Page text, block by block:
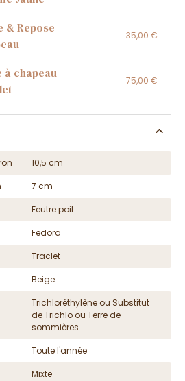
& Repose
35,00 €
à chapeau
75,00 €
10,5 cm
7 cm
Feutre poil
Fedora
Traclet
Beige
Trichloréthylène ou Substitut
de Trichlo ou Terre de
sommières
Toute l'année
Mixte